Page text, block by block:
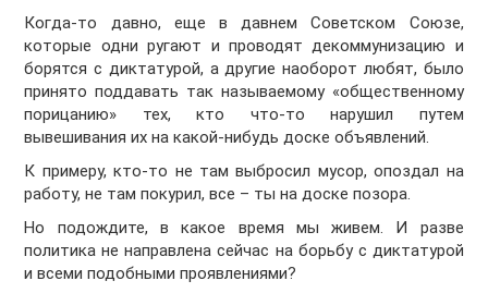
Когда-то давно, еще в давнем Советском Союзе,
которые одни ругают и проводят декоммунизацию и
борятся с диктатурой, а другие наоборот любят, было
принято поддавать так называемому «общественному
порицанию» тех, кто что-то нарушил путем
вывешивания их на какой-нибудь доске объявлений.
К примеру, кто-то не там выбросил мусор, опоздал на
работу, не там покурил, все – ты на доске позора.
Но подождите, в какое время мы живем. И разве
политика не направлена сейчас на борьбу с диктатурой
и всеми подобными проявлениями?